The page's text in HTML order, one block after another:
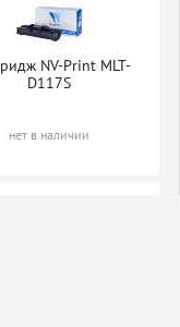
NV-Print MLT-
D117S
нет в наличии